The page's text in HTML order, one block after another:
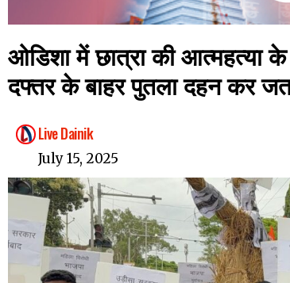
ओडिशा में छात्रा की आत्महत्या के
दफ्तर के बाहर पुतला दहन कर
Live Dainik
July 15, 2025